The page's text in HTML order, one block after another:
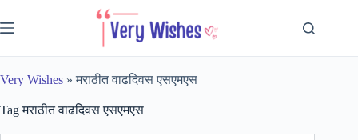
to
content
Very Wishes »मराठीत वाढदिवस एसएमएस
Tagमराठीत वाढदिवस एसएमएस